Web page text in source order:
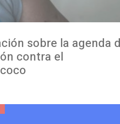
la agenda de
el